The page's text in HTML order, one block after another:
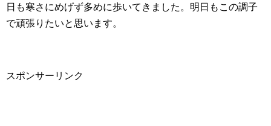
日も寒さにめげず多めに歩いてきました。明日もこの調子
で頑張りたいと思います。
スポンサーリンク